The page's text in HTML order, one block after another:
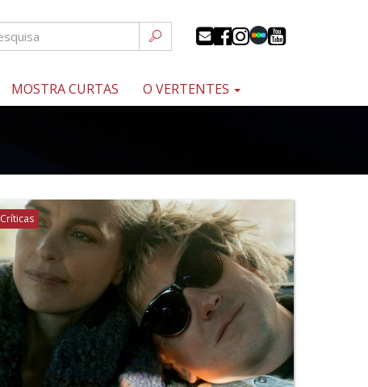
MOSTRA CURTAS O VERTENTES
Críticas